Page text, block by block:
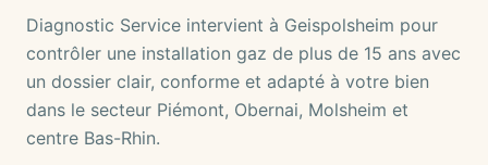
Diagnostic Service intervient à Geispolsheim pour
contrôler une installation gaz de plus de 15 ans avec
un dossier clair, conforme et adapté à votre bien
dans le secteur Piémont, Obernai, Molsheim et
centre Bas-Rhin.